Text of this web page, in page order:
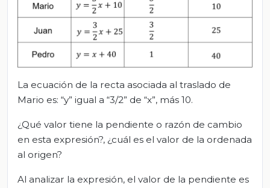
La ecuación de la recta asociada al traslado de
Mario es: “y” igual a “3/2” de “x”, más 10.
¿Qué valor tiene la pendiente o razón de cambio
en esta expresión?, ¿cuál es el valor de la ordenada
al origen?
Al analizar la expresión, el valor de la pendiente es